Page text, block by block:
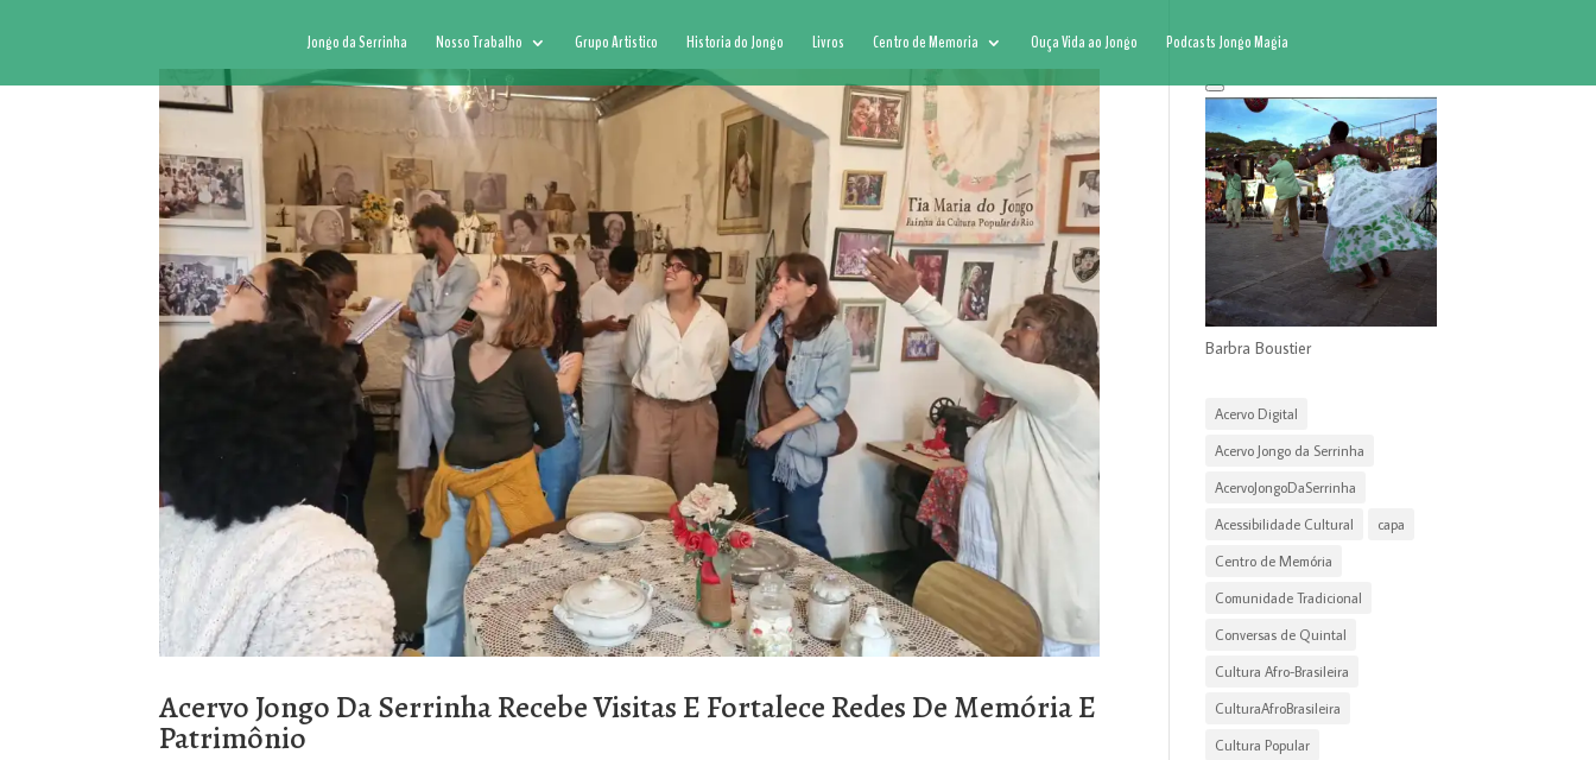
Jongo da Serrinha Nosso Trabalho Grupo Artistico Historia do Jongo Livros Centro de Memoria Ouça Vida ao Jongo Podcasts Jongo Magia
Acervo Jongo Da Serrinha Recebe Visitas E Fortalece Redes De Memória E
Patrimônio
Barbra Boustier
Acervo Digital
Acervo Jongo da Serrinha
AcervoJongoDaSerrinha
Acessibilidade Cultural capa
Centro de Memória
Comunidade Tradicional
Conversas de Quintal
Cultura Afro-Brasileira
CulturaAfroBrasileira
Cultura Popular